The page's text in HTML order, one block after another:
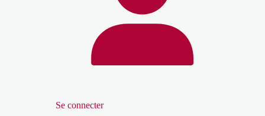
Se connecter